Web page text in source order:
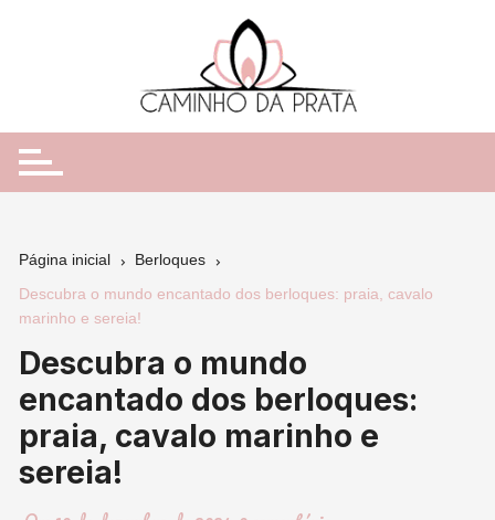
Página inicial
Berloques
Descubra o mundo encantado dos berloques: praia, cavalo
marinho e sereia!
Descubra o mundo
encantado dos berloques:
praia, cavalo marinho e
sereia!